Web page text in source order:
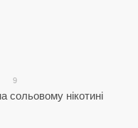
9
сольовому нікотині